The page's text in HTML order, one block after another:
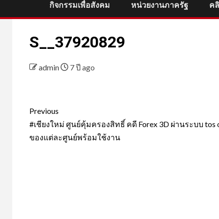
กิจกรรมเพื่อสังคม หน่วยงานภาครัฐ ค
S__37920829
admin 7 ปี ago
Post
navigation
Previous
#เชียงใหม่ ศูนย์คุ้มครองสิทธิ์ คดี Forex 3D ผ่านระบบ tos
ของแต่ละศูนย์พร้อมใช้งาน